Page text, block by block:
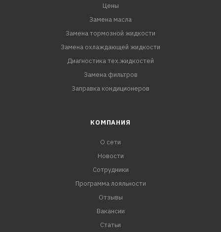
Цены
Замена масла
Замена тормозной жидкости
Замена охлаждающей жидкости
Диагностика тех.жидкостей
Замена фильтров
Заправка кондиционеров
КОМПАНИЯ
О сети
Новости
Сотрудники
Программа лояльности
Отзывы
Вакансии
Статьи